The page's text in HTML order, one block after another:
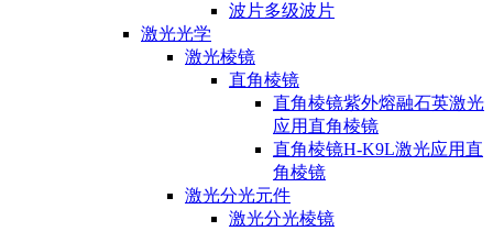
波片多级波片
激光光学
激光棱镜
直角棱镜
直角棱镜紫外熔融石英激光
应用直角棱镜
直角棱镜H-K9L激光应用直
角棱镜
激光分光元件
激光分光棱镜